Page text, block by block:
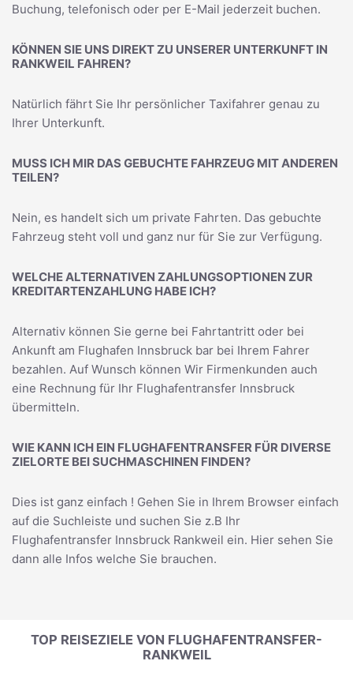
Buchung, telefonisch oder per E-Mail jederzeit buchen.
KÖNNEN SIE UNS DIREKT ZU UNSERER UNTERKUNFT IN
RANKWEIL FAHREN?
Natürlich fährt Sie Ihr persönlicher Taxifahrer genau zu
Ihrer Unterkunft.
MUSS ICH MIR DAS GEBUCHTE FAHRZEUG MIT ANDEREN
TEILEN?
Nein, es handelt sich um private Fahrten. Das gebuchte
Fahrzeug steht voll und ganz nur für Sie zur Verfügung.
WELCHE ALTERNATIVEN ZAHLUNGSOPTIONEN ZUR
KREDITARTENZAHLUNG HABE ICH?
Alternativ können Sie gerne bei Fahrtantritt oder bei
Ankunft am Flughafen Innsbruck bar bei Ihrem Fahrer
bezahlen. Auf Wunsch können Wir Firmenkunden auch
eine Rechnung für Ihr Flughafentransfer Innsbruck
übermitteln.
WIE KANN ICH EIN FLUGHAFENTRANSFER FÜR DIVERSE
ZIELORTE BEI SUCHMASCHINEN FINDEN?
Dies ist ganz einfach ! Gehen Sie in Ihrem Browser einfach
auf die Suchleiste und suchen Sie z.B Ihr
Flughafentransfer Innsbruck Rankweil ein. Hier sehen Sie
dann alle Infos welche Sie brauchen.
TOP REISEZIELE VON FLUGHAFENTRANSFER-
RANKWEIL